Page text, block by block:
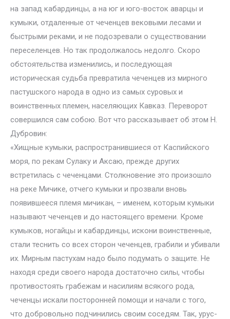
на запад кабардинцы, а на юг и юго-восток аварцы и
кумыки, отдаленные от чеченцев вековыми лесами и
быстрыми реками, и не подозревали о существовании
переселенцев. Но так продолжалось недолго. Скоро
обстоятельства изменились, и последующая
историческая судьба превратила чеченцев из мирного
пастушского народа в одно из самых суровых и
воинственных племен, населяющих Кавказ. Переворот
совершился сам собою. Вот что рассказывает об этом Н.
Дубровин:
«Хищные кумыки, распространившиеся от Каспийского
моря, по рекам Сулаку и Аксаю, прежде других
встретилась с чеченцами. Столкновение это произошло
на реке Мичике, отчего кумыки и прозвали вновь
появившееся племя мичикан, – именем, которым кумыки
называют чеченцев и до настоящего времени. Кроме
кумыков, ногайцы и кабардинцы, искони воинственные,
стали теснить со всех сторон чеченцев, грабили и убивали
их. Мирным пастухам надо было подумать о защите. Не
находя среди своего народа достаточно силы, чтобы
противостоять грабежам и насилиям всякого рода,
чеченцы искали посторонней помощи и начали с того,
что добровольно подчинились своим соседям. Так, урус-